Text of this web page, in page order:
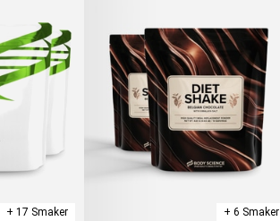
+ 17 Smaker + 6 Smaker